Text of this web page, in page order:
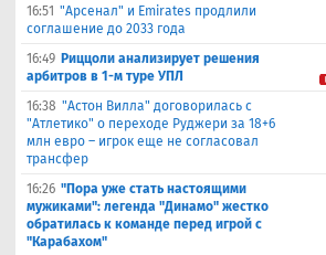
16:51 "Арсенал" и Emirates продлили
соглашение до 2033 года
16:49 Риццоли анализирует решения
арбитров в 1-м туре УПЛ
16:38 "Астон Вилла" договорилась с
"Атлетико" о переходе Руджери за 18+6
млн евро – игрок еще не согласовал
трансфер
16:26 "Пора уже стать настоящими
мужиками": легенда "Динамо" жестко
обратилась к команде перед игрой с
"Карабахом"